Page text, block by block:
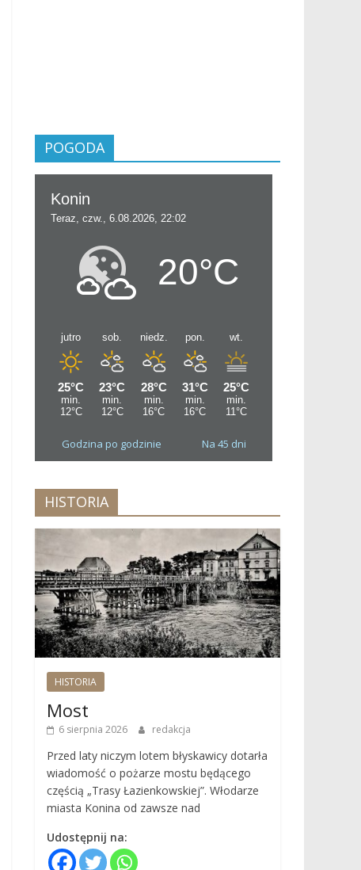
POGODA
Godzina po godzinie Na 45 dni
HISTORIA
HISTORIA
Most
6 sierpnia 2026 redakcja
Przed laty niczym lotem błyskawicy dotarła
wiadomość o pożarze mostu będącego
częścią „Trasy Łazienkowskiej”. Włodarze
miasta Konina od zawsze nad
Udostępnij na: